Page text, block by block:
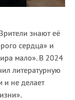
знают её
сердца» и
мало». В 2024
литературную
и не делает